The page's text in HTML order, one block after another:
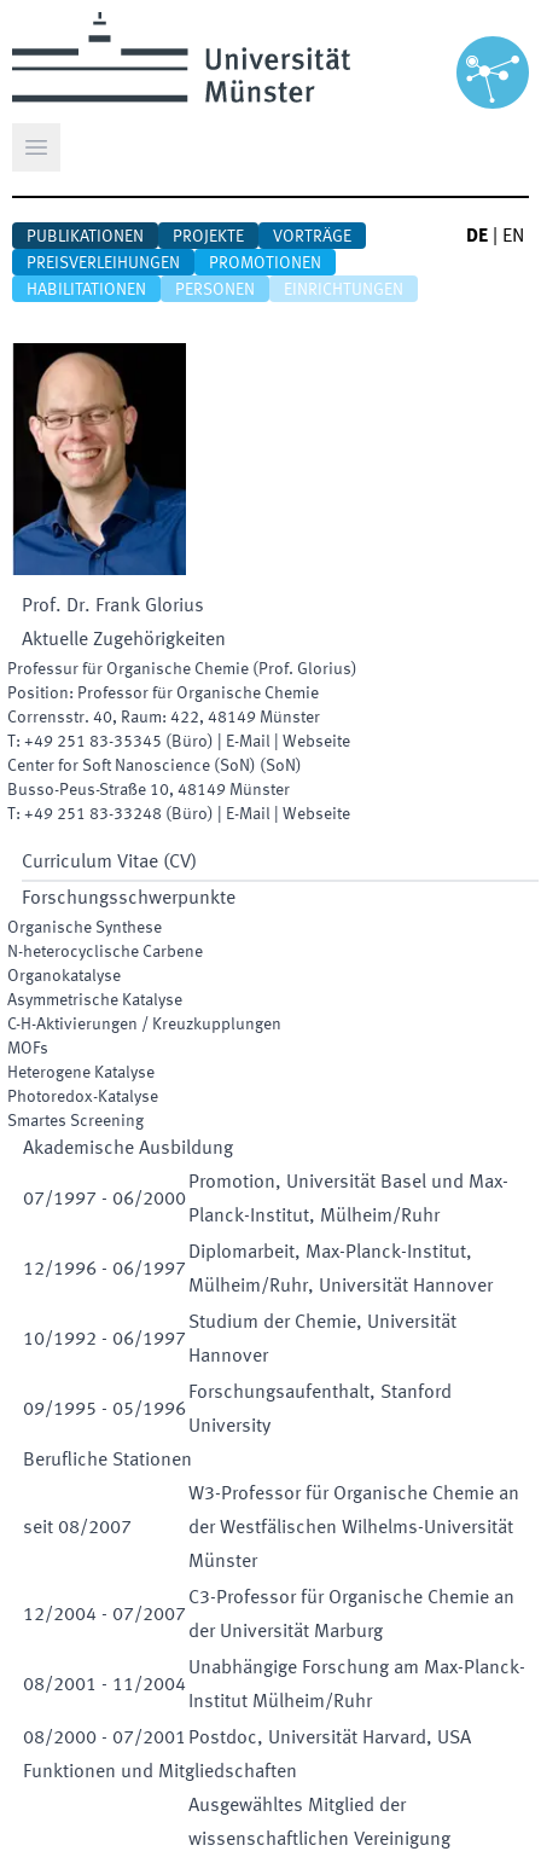
Hauptmenü öffnen
PUBLIKATIONEN PROJEKTE
VORTRÄGE
PREISVERLEIHUNGEN
PROMOTIONEN
HABILITATIONEN
PERSONEN EINRICHTUNGEN
DE EN
Prof. Dr. Frank Glorius
Aktuelle Zugehörigkeiten
Professur für Organische Chemie (Prof. Glorius)
Position: Professor für Organische Chemie
Corrensstr. 40, Raum: 422, 48149 Münster
T: +49 251 83-35345 ( Büro) E-Mail
Webseite
Center for Soft Nanoscience (SoN) (SoN )
Busso-Peus-Straße 10, 48149 Münster
T: +49 251 83-33248 ( Büro) E-Mail Webseite
Curriculum Vitae (CV)
Forschungsschwerpunkte
Organische Synthese
N-heterocyclische Carbene
Organokatalyse
Asymmetrische Katalyse
C-H-Aktivierungen / Kreuzkupplungen
MOFs
Heterogene Katalyse
Photoredox-Katalyse
Smartes Screening
Akademische Ausbildung
07/1997 - 06/2000
Promotion, Universität Basel und Max-
Planck-Institut, Mülheim/Ruhr
12/1996 - 06/1997
Diplomarbeit, Max-Planck-Institut,
Mülheim/Ruhr, Universität Hannover
10/1992 - 06/1997
Studium der Chemie, Universität
Hannover
09/1995 - 05/1996
Forschungsaufenthalt, Stanford
University
Berufliche Stationen
seit 08/2007
W3-Professor für Organische Chemie an
der Westfälischen Wilhelms-Universität
Münster
12/2004 - 07/2007
C3-Professor für Organische Chemie an
der Universität Marburg
08/2001 - 11/2004
Unabhängige Forschung am Max-Planck-
Institut Mülheim/Ruhr
08/2000 - 07/2001 Postdoc, Universität Harvard, USA
Funktionen und Mitgliedschaften
Ausgewähltes Mitglied der
wissenschaftlichen Vereinigung